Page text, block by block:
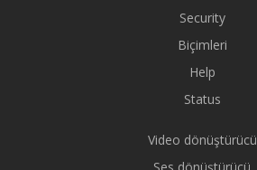
Security
Biçimleri
Help
Status
Video dönüştürücü